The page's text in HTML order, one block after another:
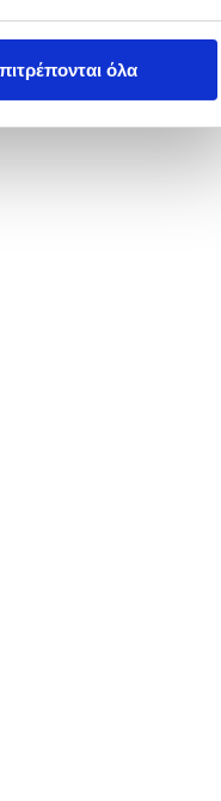
όλα
Iran, 02 April 2025.